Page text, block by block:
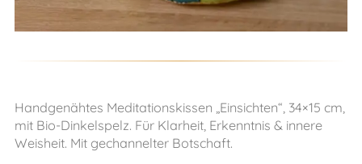
Handgenähtes Meditationskissen „Einsichten“, 34×15 cm,
mit Bio-Dinkelspelz. Für Klarheit, Erkenntnis & innere
Weisheit. Mit gechannelter Botschaft.